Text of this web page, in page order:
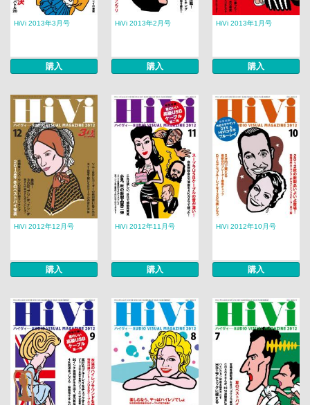
HiVi 2013年3月号
購入
HiVi 2013年2月号
購入
HiVi 2013年1月号
購入
HiVi 2012年12月号
購入
HiVi 2012年11月号
購入
HiVi 2012年10月号
購入